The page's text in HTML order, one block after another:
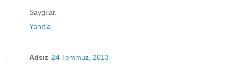
Saygılar.
Yanıtla
Adsız 24 Temmuz, 2013